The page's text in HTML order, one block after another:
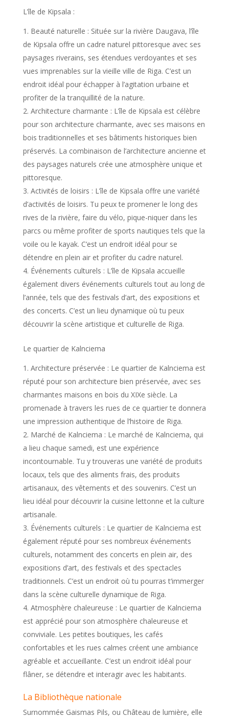
L’île de Kipsala :
Beauté naturelle : Située sur la rivière Daugava, l’île
de Kipsala offre un cadre naturel pittoresque avec ses
paysages riverains, ses étendues verdoyantes et ses
vues imprenables sur la vieille ville de Riga. C’est un
endroit idéal pour échapper à l’agitation urbaine et
profiter de la tranquillité de la nature.
Architecture charmante : L’île de Kipsala est célèbre
pour son architecture charmante, avec ses maisons en
bois traditionnelles et ses bâtiments historiques bien
préservés. La combinaison de l’architecture ancienne et
des paysages naturels crée une atmosphère unique et
pittoresque.
Activités de loisirs : L’île de Kipsala offre une variété
d’activités de loisirs. Tu peux te promener le long des
rives de la rivière, faire du vélo, pique-niquer dans les
parcs ou même profiter de sports nautiques tels que la
voile ou le kayak. C’est un endroit idéal pour se
détendre en plein air et profiter du cadre naturel.
Événements culturels : L’île de Kipsala accueille
également divers événements culturels tout au long de
l’année, tels que des festivals d’art, des expositions et
des concerts. C’est un lieu dynamique où tu peux
découvrir la scène artistique et culturelle de Riga.
Le quartier de Kalnciema
Architecture préservée : Le quartier de Kalnciema est
réputé pour son architecture bien préservée, avec ses
charmantes maisons en bois du XIXe siècle. La
promenade à travers les rues de ce quartier te donnera
une impression authentique de l’histoire de Riga.
Marché de Kalnciema : Le marché de Kalnciema, qui
a lieu chaque samedi, est une expérience
incontournable. Tu y trouveras une variété de produits
locaux, tels que des aliments frais, des produits
artisanaux, des vêtements et des souvenirs. C’est un
lieu idéal pour découvrir la cuisine lettonne et la culture
artisanale.
Événements culturels : Le quartier de Kalnciema est
également réputé pour ses nombreux événements
culturels, notamment des concerts en plein air, des
expositions d’art, des festivals et des spectacles
traditionnels. C’est un endroit où tu pourras t’immerger
dans la scène culturelle dynamique de Riga.
Atmosphère chaleureuse : Le quartier de Kalnciema
est apprécié pour son atmosphère chaleureuse et
conviviale. Les petites boutiques, les cafés
confortables et les rues calmes créent une ambiance
agréable et accueillante. C’est un endroit idéal pour
flâner, se détendre et interagir avec les habitants.
La Bibliothèque nationale
Surnommée Gaismas Pils, ou Château de lumière, elle